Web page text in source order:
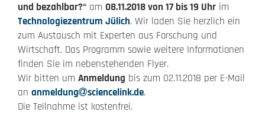
und bezahlbar?“ am 08.11.2018 von 17 bis 19 Uhr im
Technologiezentrum Jülich. Wir laden Sie herzlich ein
zum Austausch mit Experten aus Forschung und
Wirtschaft. Das Programm sowie weitere Informationen
finden Sie im nebenstehenden Flyer.
Wir bitten um Anmeldung bis zum 02.11.2018 per E-Mail
an anmeldung sciencelink.de.
Die Teilnahme ist kostenfrei.